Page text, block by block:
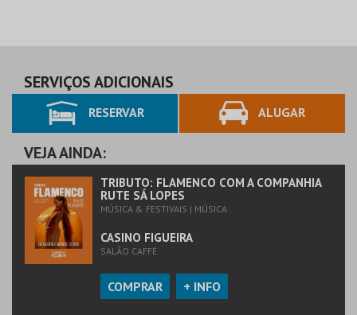
SERVIÇOS ADICIONAIS
RESERVAR ALUGAR
VEJA AINDA:
TRIBUTO: FLAMENCO COM A COMPANHIA
RUTE SÁ LOPES
MÚSICA & FESTIVAIS | MÚSICA
CASINO FIGUEIRA
SALÃO CAFFÉ
COMPRAR + INFO